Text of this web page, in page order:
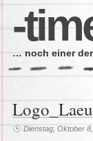
-
… noch einer
Dienstag, Oktober